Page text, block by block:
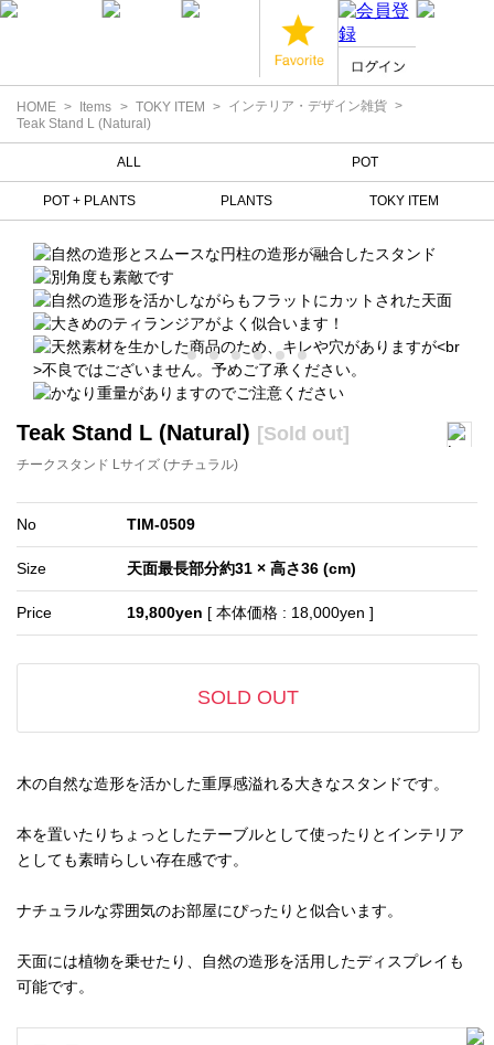
HOME Items TOKY ITEM
インテリア・デザイン雑貨
Teak Stand L (Natural)
ALL POT
POT + PLANTS PLANTS TOKY ITEM
Teak Stand L (Natural) [Sold out]
チークスタンド Lサイズ (ナチュラル)
No TIM-0509
Size 天面最長部分約31 × 高さ36 (cm)
Price 19,800yen [ 本体価格 : 18,000yen ]
SOLD OUT
木の自然な造形を活かした重厚感溢れる大きなスタンドです。
本を置いたりちょっとしたテーブルとして使ったりとインテリア
としても素晴らしい存在感です。
ナチュラルな雰囲気のお部屋にぴったりと似合います。
天面には植物を乗せたり、自然の造形を活用したディスプレイも
可能です。